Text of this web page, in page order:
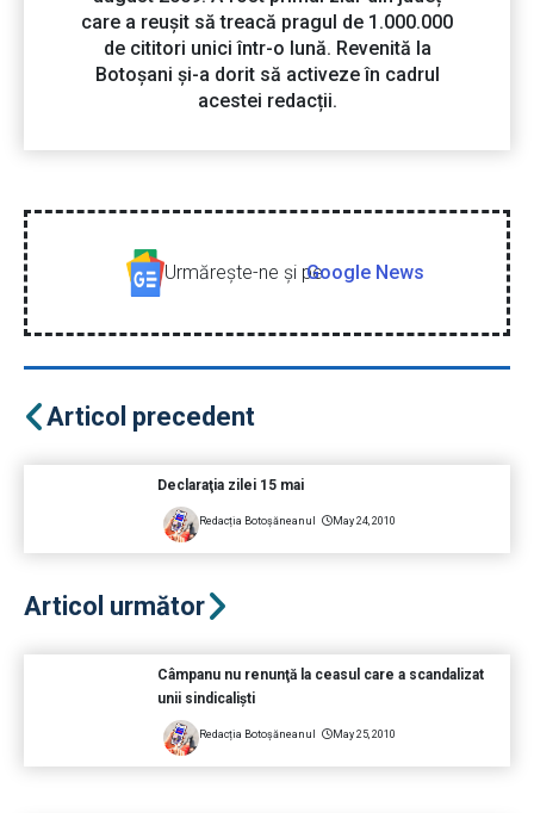
care a reușit să treacă pragul de 1.000.000
de cititori unici într-o lună. Revenită la
Botoșani și-a dorit să activeze în cadrul
acestei redacții.
Urmăreşte-ne şi peGoogle News
Articol precedent
Declaraţia zilei 15 mai
Redacția Botoșăneanul May 24, 2010
Articol următor
Câmpanu nu renunţă la ceasul care a scandalizat
unii sindicalişti
Redacția Botoșăneanul May 25, 2010